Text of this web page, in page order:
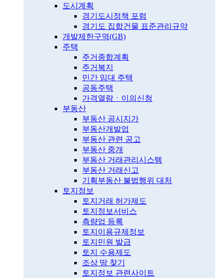
도시계획
경기도시정책 포럼
경기도 집합건물 표준관리규약
개발제한구역(GB)
주택
주거종합계획
주거복지
민간 임대 주택
공동주택
가격열람ㆍ이의신청
부동산
부동산 공시지가
부동산개발업
부동산 관련 공고
부동산 중개
부동산 거래관리시스템
부동산 거래신고
기획부동산 불법행위 대처
토지정보
토지거래 허가제도
토지정보서비스
측량업 등록
토지이용규제정보
토지민원 발급
토지 수용제도
조상 땅 찾기
토지정보 관련사이트